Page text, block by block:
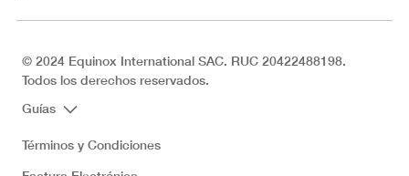
© 2024 Equinox International SAC. RUC 20422488198.
Todos los derechos reservados.
Guías
Términos y Condiciones